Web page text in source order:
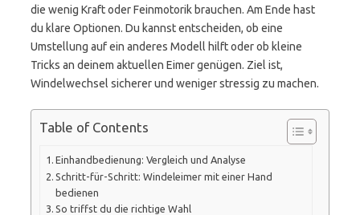
die wenig Kraft oder Feinmotorik brauchen. Am Ende hast
du klare Optionen. Du kannst entscheiden, ob eine
Umstellung auf ein anderes Modell hilft oder ob kleine
Tricks an deinem aktuellen Eimer genügen. Ziel ist,
Windelwechsel sicherer und weniger stressig zu machen.
Table of Contents
Einhandbedienung: Vergleich und Analyse
Schritt-für-Schritt: Windeleimer mit einer Hand
bedienen
So triffst du die richtige Wahl